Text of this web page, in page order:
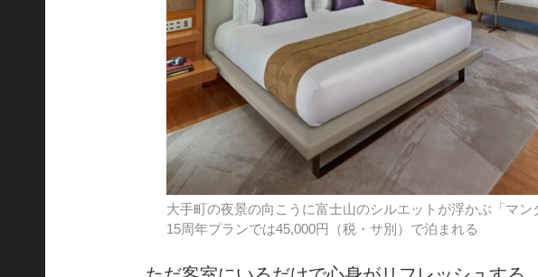
大手町の夜景の向こうに富士山のシルエットが浮かぶ「マン
15周年プランでは45,000円（税・サ別）で泊まれる